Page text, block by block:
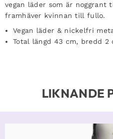
vegan läder som är
framhäver kvinnan till fullo.
Vegan läder & nickelfri
Total längd 43 cm, bredd 2
LIKNANDE